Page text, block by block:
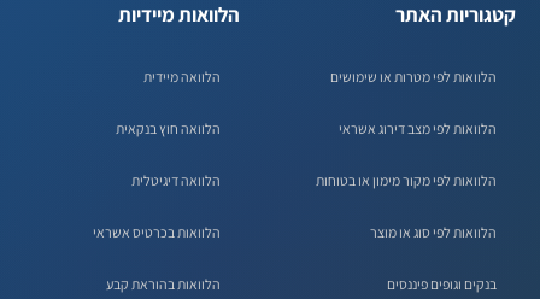
קטגוריות האתר
הלוואות לפי מטרות או שימושים
הלוואות לפי מצב דירוג אשראי
הלוואות לפי מקור מימון או בטוחות
הלוואות לפי סוג או מוצר
בנקים וגופים פיננסים
הלוואות מיידיות
הלוואה מיידית
הלוואה חוץ בנקאית
הלוואה דיגיטלית
הלוואות בכרטיס אשראי
הלוואות בהוראת קבע